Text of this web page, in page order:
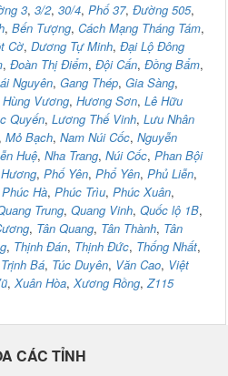
3, 3/2, 30/4, Phố 37, Đường 505,
, Bến Tượng, Cách Mạng Tháng Tám,
Cờ, Dương Tự Minh, Đại Lộ Đông
, Đoàn Thị Điểm, Đội Cấn, Đồng Bẩm,
Nguyên, Gang Thép, Gia Sàng,
Hùng Vương, Hương Sơn, Lê Hữu
Quyến, Lương Thế Vinh, Lưu Nhân
, Mỏ Bạch, Nam Núi Cốc, Nguyễn
Huệ, Nha Trang, Núi Cốc, Phan Bội
, Phố Yên, Phổ Yên, Phủ Liễn,
Phúc Hà, Phúc Trìu, Phúc Xuân,
Trung, Quang Vinh, Quốc lộ 1B,
, Tân Quang, Tân Thành, Tân
, Thịnh Đán, Thịnh Đức, Thống Nhất,
Trịnh Bá, Túc Duyên, Văn Cao, Việt
, Xuân Hòa, Xương Rồng,Z115
CÁC TỈNH